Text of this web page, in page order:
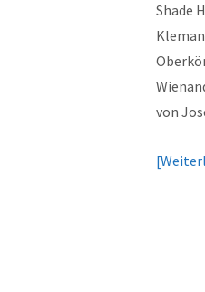
Shade
von